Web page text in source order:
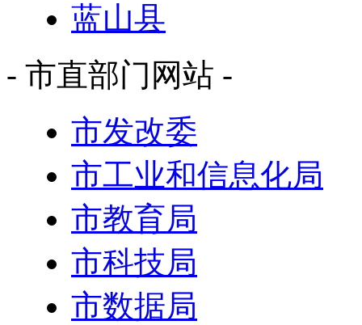
蓝山县
- 市直部门网站 -
市发改委
市工业和信息化局
市教育局
市科技局
市数据局